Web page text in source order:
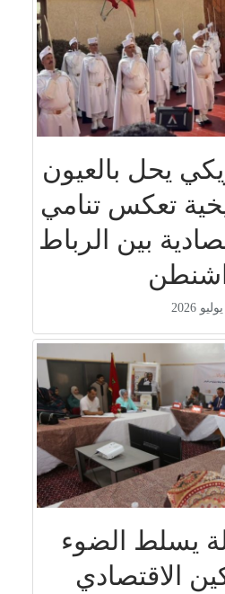
يحل بالعيون
تعكس تنامي
بين الرباط
يسلط الضوء
الاقتصادي